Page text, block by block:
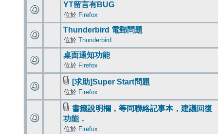
YT留言有BUG
位於 Firefox
Thunderbird 電郵問題
位於 Thunderbird
桌面通知功能
位於 Firefox
[求助]Super Start問題
位於 Firefox
書籤說明欄，等同聯絡記事本，建議回復
功能．
位於 Firefox